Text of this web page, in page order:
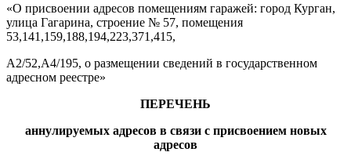
«О присвоении адресов помещениям гаражей: город Курган,
улица Гагарина, строение № 57, помещения
53,141,159,188,194,223,371,415,
А2/52,А4/195, о размещении сведений в государственном
адресном реестре»
ПЕРЕЧЕНЬ
аннулируемых адресоввсвязи с присвоением новых
адресов